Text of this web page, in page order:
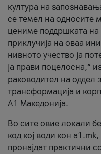
култура на
се темел на односите
цениме поддршката
приклучија на оваа
нивното учество ја
ја прави поцелосна,“
раководител на оддел
трансформација и
А1 Македонија.
Во сите овие локали
код кој води кон
пронајдат практични